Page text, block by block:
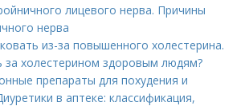
лицевого нерва. Причины
нерва
из-за повышенного холестерина.
за холестерином здоровым людям?
препараты для похудения и
в аптеке: классификация,